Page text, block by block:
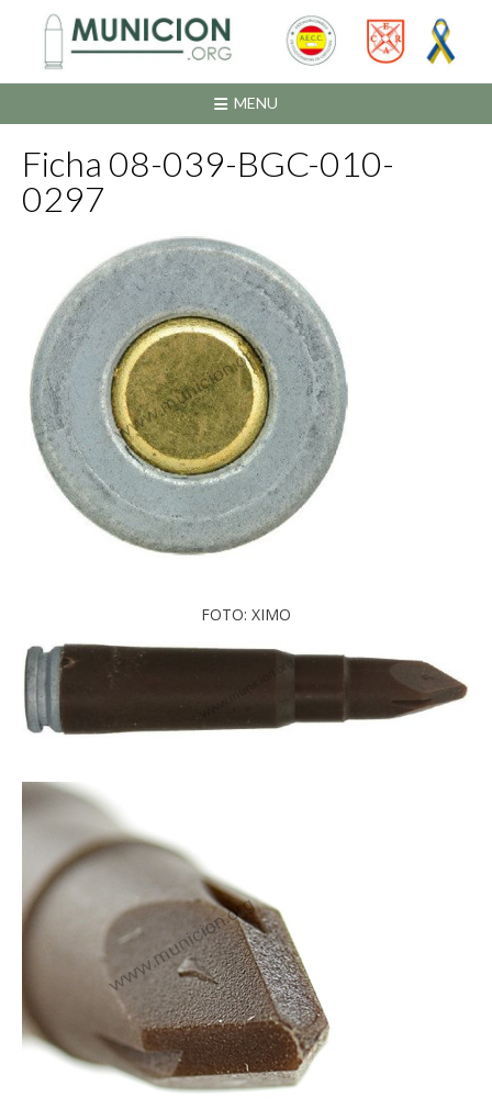
contenido
MENU
Ficha 08-039-BGC-010-
0297
FOTO: XIMO